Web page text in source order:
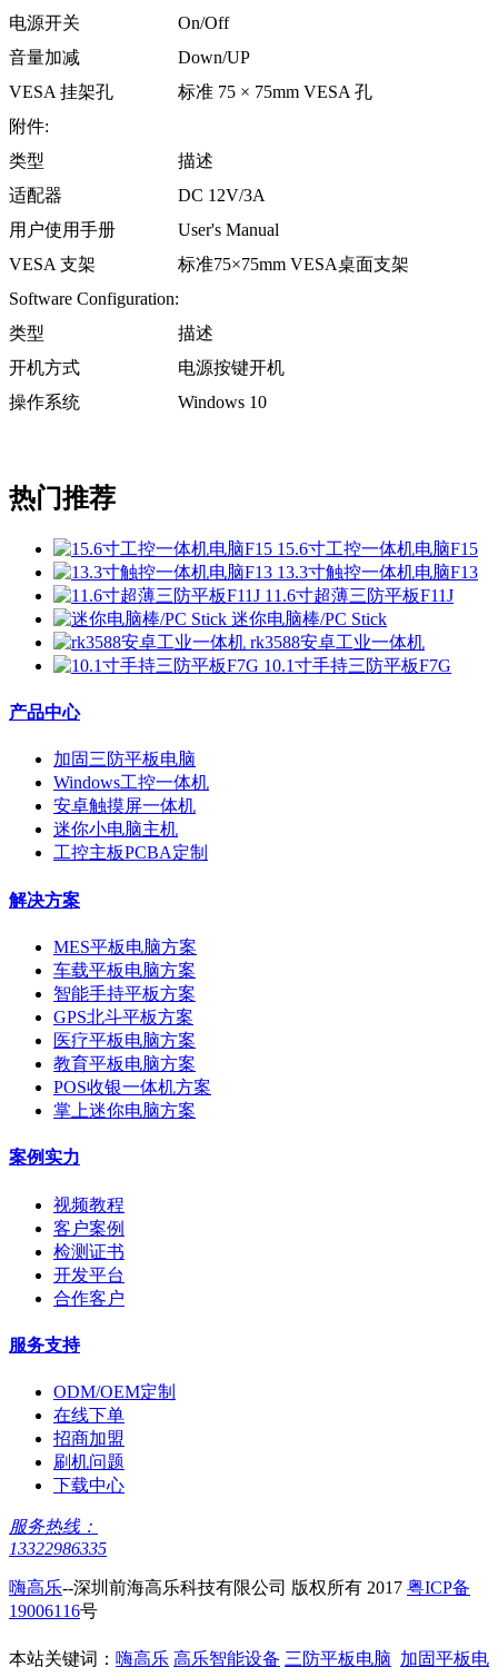
电源开关
On/Off
音量加减
Down/UP
VESA 挂架孔
标准 75 × 75mm VESA 孔
附件:
类型
描述
适配器
DC 12V/3A
用户使用手册
User's Manual
VESA 支架
标准75×75mm VESA桌面支架
Software Configuration:
类型
描述
开机方式
电源按键开机
操作系统
Windows 10
热门推荐
15.6寸工控一体机电脑F15
13.3寸触控一体机电脑F13
11.6寸超薄三防平板F11J
迷你电脑棒/PC Stick
rk3588安卓工业一体机
10.1寸手持三防平板F7G
产品中心
加固三防平板电脑
Windows工控一体机
安卓触摸屏一体机
迷你小电脑主机
工控主板PCBA定制
解决方案
MES平板电脑方案
车载平板电脑方案
智能手持平板方案
GPS北斗平板方案
医疗平板电脑方案
教育平板电脑方案
POS收银一体机方案
掌上迷你电脑方案
案例实力
视频教程
客户案例
检测证书
开发平台
合作客户
服务支持
ODM/OEM定制
在线下单
招商加盟
刷机问题
下载中心
服务热线：
13322986335
嗨高乐--深圳前海高乐科技有限公司 版权所有 2017 粤ICP备
19006116号
本站关键词： 嗨高乐 高乐智能设备 三防平板电脑 加固平板电